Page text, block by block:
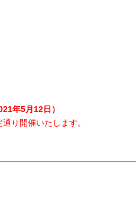
年5月12日）
り開催いたします。